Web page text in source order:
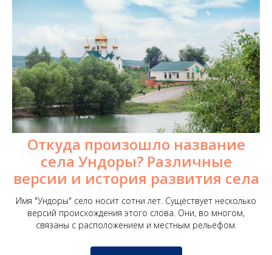
Откуда произошло название
села Ундоры? Различные
версии и история развития села
Имя "Ундоры" село носит сотни лет. Существует несколько
версий происхождения этого слова. Они, во многом,
связаны с расположением и местным рельефом.